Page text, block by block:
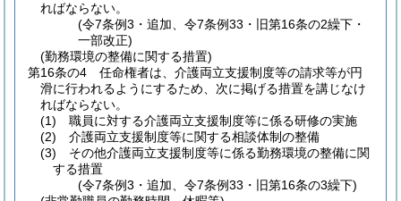
ればならない。
(令7条例3・追加、令7条例33・旧第16条の2繰下・
一部改正)
(勤務環境の整備に関する措置)
第16条の4
任命権者は、介護両立支援制度等の請求等が円
滑に行われるようにするため、次に掲げる措置を講じなけ
ればならない。
(1)
職員に対する介護両立支援制度等に係る研修の実施
(2)
介護両立支援制度等に関する相談体制の整備
(3)
その他介護両立支援制度等に係る勤務環境の整備に関
する措置
(令7条例3・追加、令7条例33・旧第16条の3繰下)